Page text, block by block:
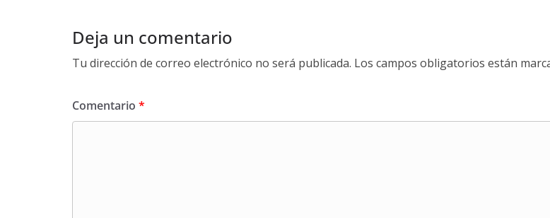
Deja un comentario
Tu dirección de correo electrónico no será publicada. Los campos obligatorios están
Comentario *